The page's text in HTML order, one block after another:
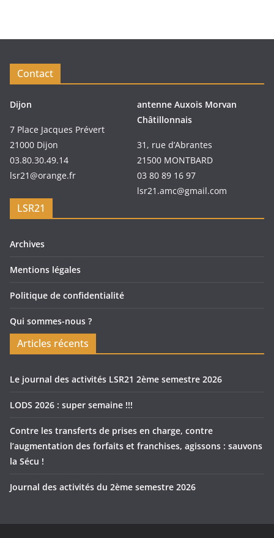
Contact
Dijon
7 Place Jacques Prévert
21000 Dijon
03.80.30.49.14
lsr21@orange.fr
antenne Auxois Morvan
Châtillonnais
31, rue d’Abrantes
21500 MONTBARD
03 80 89 16 97
lsr21.amc@gmail.com
LSR21
Archives
Mentions légales
Politique de confidentialité
Qui sommes-nous ?
Articles récents
Le journal des activités LSR21 2ème semestre 2026
LODS 2026 : super semaine !!!
Contre les transferts de prises en charge, contre
l’augmentation des forfaits et franchises, agissons : sauvons
la Sécu !
Journal des activités du 2ème semestre 2026